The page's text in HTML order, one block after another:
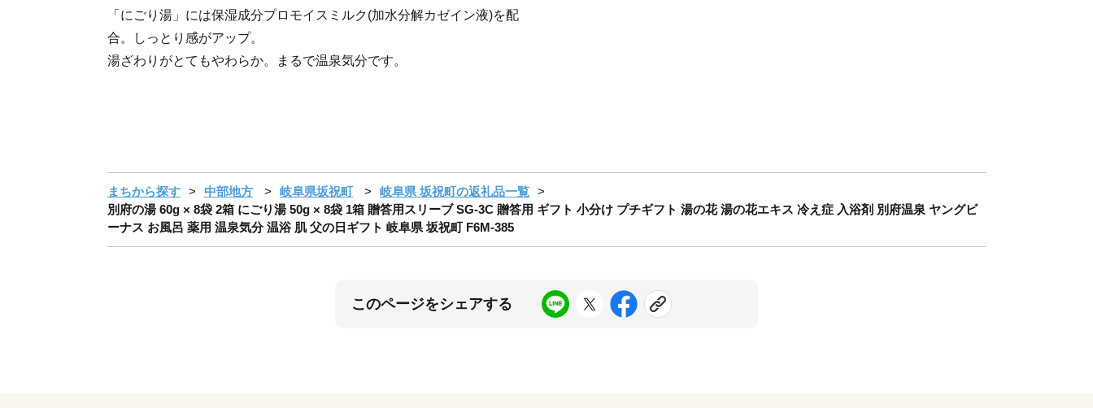
「にごり湯」には保湿成分プロモイスミルク(加水分解カゼイン液)を配
合。しっとり感がアップ。
湯ざわりがとてもやわらか。まるで温泉気分です。
まちから探す 中部地方 岐阜県坂祝町
岐阜県 坂祝町の返礼品一覧
別府の湯 60g × 8袋 2箱 にごり湯 50g × 8袋 1箱 贈答用スリーブ SG-3C 贈答用 ギフト 小分け プチギフト 湯の花 湯の花エキス 冷え症 入浴剤 別府温泉 ヤングビ
ーナス お風呂 薬用 温泉気分 温浴 肌 父の日ギフト 岐阜県 坂祝町 F6M-385
このページをシェアする